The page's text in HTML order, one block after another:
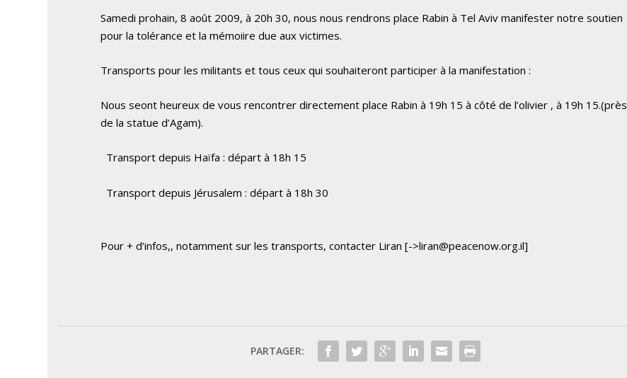
Samedi prohain, 8 août 2009, à 20h 30, nous nous rendrons place Rabin à Tel Aviv manifester notre soutien
pour la tolérance et la mémoiire due aux victimes.
Transports pour les militants et tous ceux qui souhaiteront participer à la manifestation :
Nous seont heureux de vous rencontrer directement place Rabin à 19h 15 à côté de l’olivier , à 19h 15.(près
de la statue d’Agam).
Transport depuis Haïfa : départ à 18h 15
Transport depuis Jérusalem : départ à 18h 30
Pour + d’infos,, notamment sur les transports, contacter Liran [->liran@peacenow.org.il]
PARTAGER: